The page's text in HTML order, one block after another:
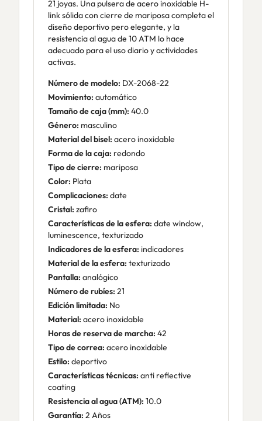
21 joyas. Una pulsera de acero inoxidable H-
link sólida con cierre de mariposa completa el
diseño deportivo pero elegante, y la
resistencia al agua de 10 ATM lo hace
adecuado para el uso diario y actividades
activas.
Número de modelo: DX-2068-22
Movimiento: automático
Tamaño de caja (mm): 40.0
Género: masculino
Material del bisel: acero inoxidable
Forma de la caja: redondo
Tipo de cierre: mariposa
Color: Plata
Complicaciones: date
Cristal: zafiro
Características de la esfera: date window,
luminescence, texturizado
Indicadores de la esfera: indicadores
Material de la esfera: texturizado
Pantalla: analógico
Número de rubíes: 21
Edición limitada: No
Material: acero inoxidable
Horas de reserva de marcha: 42
Tipo de correa: acero inoxidable
Estilo: deportivo
Características técnicas: anti reflective
coating
Resistencia al agua (ATM): 10.0
Garantía: 2 Años